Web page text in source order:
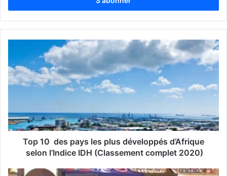
e
z
r
e
a
e
s
m
Top 10 des pays les plus développés d’Afrique
selon l’Indice IDH (Classement complet 2020)